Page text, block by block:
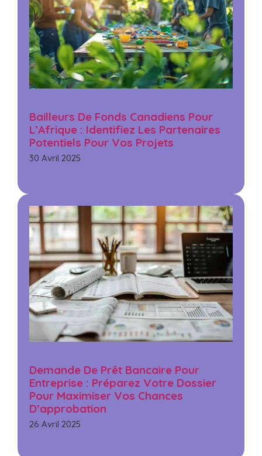
Bailleurs De Fonds Canadiens Pour
L’Afrique : Identifiez Les Partenaires
Potentiels Pour Vos Projets
30 Avril 2025
Demande De Prêt Bancaire Pour
Entreprise : Préparez Votre Dossier
Pour Maximiser Vos Chances
D’approbation
26 Avril 2025